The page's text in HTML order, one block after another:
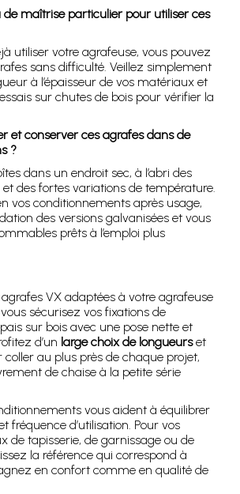
de maîtrise particulier pour utiliser ces
utiliser votre agrafeuse, vous pouvez
sans difficulté. Veillez simplement
à l’épaisseur de vos matériaux et
sur chutes de bois pour vérifier la
et conserver ces agrafes dans de
?
dans un endroit sec, à l’abri des
et des fortes variations de température.
vos conditionnements après usage,
des versions galvanisées et vous
prêts à l’emploi plus
VX adaptées à votre agrafeuse
sécurisez vos fixations de
sur bois avec une pose nette et
d’un large choix de longueurset
au plus près de chaque projet,
de chaise à la petite série
vous aident à équilibrer
fréquence d’utilisation. Pour vos
de tapisserie, de garnissage ou de
la référence qui correspond à
en confort comme en qualité de